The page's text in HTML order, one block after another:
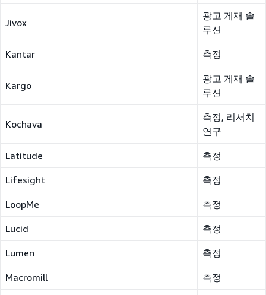
Jivox
광고 게재 솔
루션
Kantar 측정
Kargo
광고 게재 솔
루션
Kochava
측정, 리서치
연구
Latitude 측정
Lifesight 측정
LoopMe 측정
Lucid 측정
Lumen 측정
Macromill 측정